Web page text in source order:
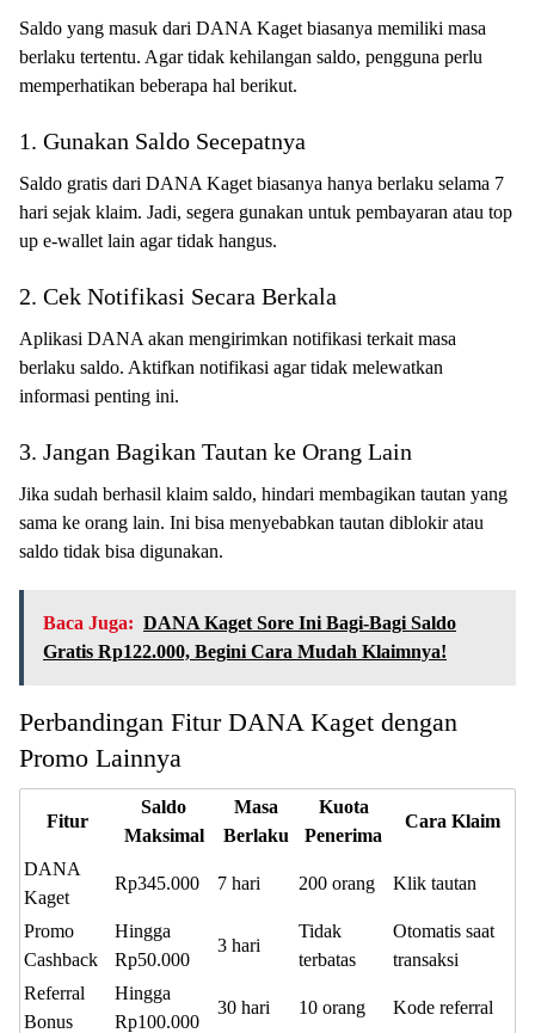
Saldo yang masuk dari DANA Kaget biasanya memiliki masa
berlaku tertentu. Agar tidak kehilangan saldo, pengguna perlu
memperhatikan beberapa hal berikut.
1. Gunakan Saldo Secepatnya
Saldo gratis dari DANA Kaget biasanya hanya berlaku selama 7
hari sejak klaim. Jadi, segera gunakan untuk pembayaran atau top
up e-wallet lain agar tidak hangus.
2. Cek Notifikasi Secara Berkala
Aplikasi DANA akan mengirimkan notifikasi terkait masa
berlaku saldo. Aktifkan notifikasi agar tidak melewatkan
informasi penting ini.
3. Jangan Bagikan Tautan ke Orang Lain
Jika sudah berhasil klaim saldo, hindari membagikan tautan yang
sama ke orang lain. Ini bisa menyebabkan tautan diblokir atau
saldo tidak bisa digunakan.
Baca Juga: DANA Kaget Sore Ini Bagi-Bagi Saldo
Gratis Rp122.000, Begini Cara Mudah Klaimnya!
Perbandingan Fitur DANA Kaget dengan
Promo Lainnya
Fitur
Saldo
Maksimal
Masa
Berlaku
Kuota
Penerima
Cara Klaim
DANA
Kaget
Rp345.000 7 hari 200 orang Klik tautan
Promo
Cashback
Hingga
Rp50.000
3 hari
Tidak
terbatas
Otomatis saat
transaksi
Referral
Bonus
Hingga
Rp100.000
30 hari 10 orang Kode referral